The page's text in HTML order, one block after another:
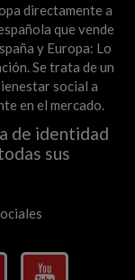
directamente a
que vende
y Europa: Lo
Se trata de un
social a
en el mercado.
de identidad
sus